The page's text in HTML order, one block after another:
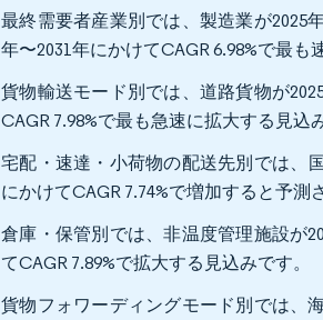
最終需要者産業別では、製造業が2025
年〜2031年にかけてCAGR 6.98%で最も
貨物輸送モード別では、道路貨物が
CAGR 7.98%で最も急速に拡大する見込
宅配・速達・小荷物の配送先別では、
にかけてCAGR 7.74%で増加すると予測
倉庫・保管別では、非温度管理施設が
てCAGR 7.89%で拡大する見込みです。
貨物フォワーディングモード別では、